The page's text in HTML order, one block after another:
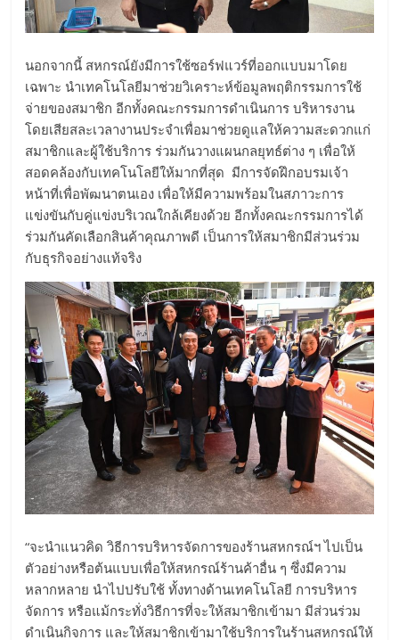
นอกจากนี้ สหกรณ์ยังมีการใช้ซอร์ฟแวร์ที่ออกแบบมาโดย
เฉพาะ นำเทคโนโลยีมาช่วยวิเคราะห์ข้อมูลพฤติกรรมการใช้
จ่ายของสมาชิก อีกทั้งคณะกรรมการดำเนินการ บริหารงาน
โดยเสียสละเวลางานประจำเพื่อมาช่วยดูแลให้ความสะดวกแก่
สมาชิกและผู้ใช้บริการ ร่วมกันวางแผนกลยุทธ์ต่าง ๆ เพื่อให้
สอดคล้องกับเทคโนโลยีให้มากที่สุด มีการจัดฝึกอบรมเจ้า
หน้าที่เพื่อพัฒนาตนเอง เพื่อให้มีความพร้อมในสภาวะการ
แข่งขันกับคู่แข่งบริเวณใกล้เคียงด้วย อีกทั้งคณะกรรมการได้
ร่วมกันคัดเลือกสินค้าคุณภาพดี เป็นการให้สมาชิกมีส่วนร่วม
กับธุรกิจอย่างแท้จริง
“จะนำแนวคิด วิธีการบริหารจัดการของร้านสหกรณ์ฯ ไปเป็น
ตัวอย่างหรือต้นแบบเพื่อให้สหกรณ์ร้านค้าอื่น ๆ ซึ่งมีความ
หลากหลาย นำไปปรับใช้ ทั้งทางด้านเทคโนโลยี การบริหาร
จัดการ หรือแม้กระทั่งวิธีการที่จะให้สมาชิกเข้ามา มีส่วนร่วม
ดำเนินกิจการ และให้สมาชิกเข้ามาใช้บริการในร้านสหกรณ์ให้